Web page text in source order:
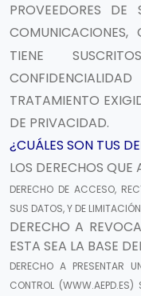
PROVEEDORES DE
TIENE
TRATAMIENTO
DE PRIVACIDAD.
¿CUÁLES SON TUS
LOS DERECHOS QUE
DERECHO DE ACCESO,
SUS DATOS, Y DE
DERECHO A
ESTA SEA LA BASE
DERECHO A PRESENTAR
CONTROL